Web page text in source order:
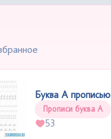
Буква А прописью
Прописи буква А
53